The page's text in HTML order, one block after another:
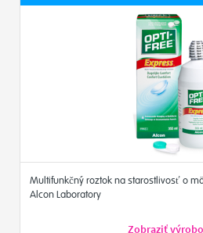
Multifunkčný roztok na starostlivosť o
Alcon Laboratory
Zobraziť